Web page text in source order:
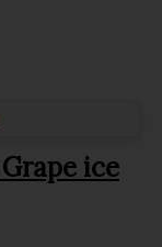
ice